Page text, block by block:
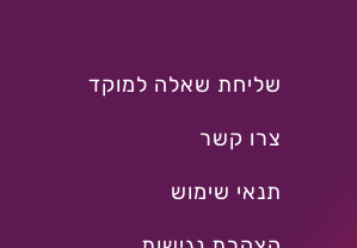
שליחת שאלה למוקד
צרו קשר
תנאי שימוש